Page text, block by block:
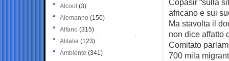
Copasir “sulla
africano e sui
Ma stavolta il
non dice affatto
Comitato
700 mila
Alcool (3)
Alemanno (150)
Alfano (315)
Alitalia (123)
Ambiente (341)